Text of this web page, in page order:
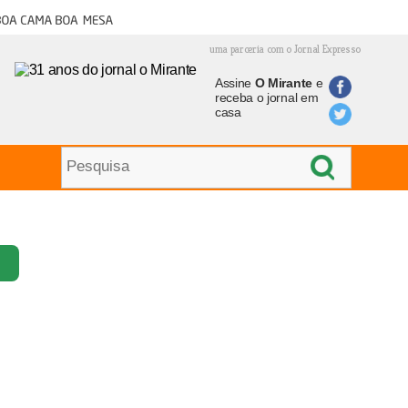
cama boa mesa
uma parceria com o Jornal Expresso
Assine O Mirantee
receba o jornal em
casa